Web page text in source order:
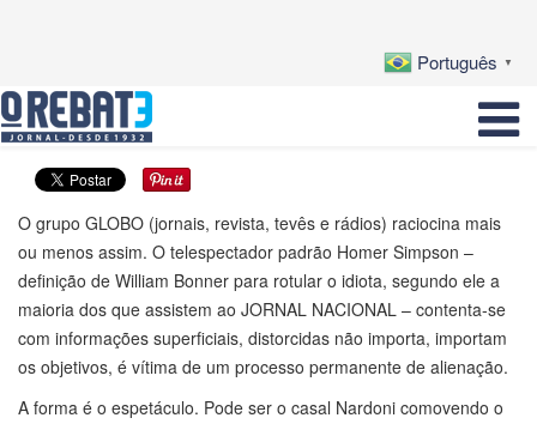
Português ▼
O grupo GLOBO (jornais, revista, tevês e rádios) raciocina mais
ou menos assim. O telespectador padrão Homer Simpson –
definição de William Bonner para rotular o idiota, segundo ele a
maioria dos que assistem ao JORNAL NACIONAL – contenta-se
com informações superficiais, distorcidas não importa, importam
os objetivos, é vítima de um processo permanente de alienação.
A forma é o espetáculo. Pode ser o casal Nardoni comovendo o